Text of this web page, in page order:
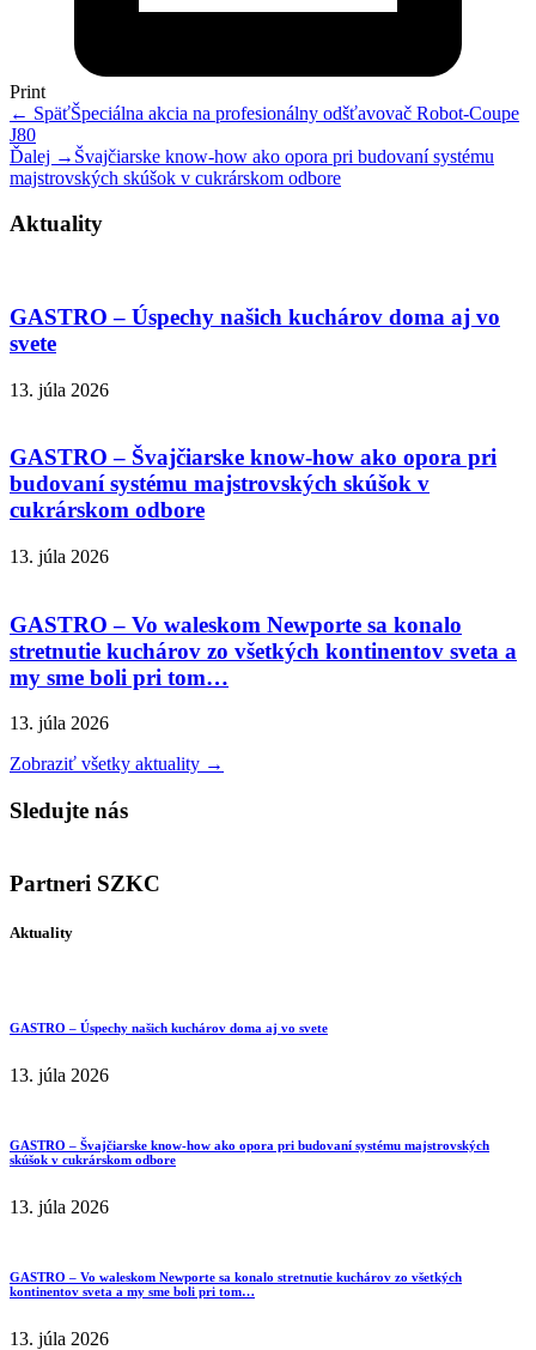
Print
← SpäťŠpeciálna akcia na profesionálny odšťavovač Robot-Coupe
J80
Ďalej → Švajčiarske know-how ako opora pri budovaní systému
majstrovských skúšok v cukrárskom odbore
Aktuality
GASTRO – Úspechy našich kuchárov doma aj vo
svete
13. júla 2026
GASTRO – Švajčiarske know-how ako opora pri
budovaní systému majstrovských skúšok v
cukrárskom odbore
13. júla 2026
GASTRO – Vo waleskom Newporte sa konalo
stretnutie kuchárov zo všetkých kontinentov sveta a
my sme boli pri tom…
13. júla 2026
Zobraziť všetky aktuality →
Sledujte nás
Partneri SZKC
Aktuality
GASTRO – Úspechy našich kuchárov doma aj vo svete
13. júla 2026
GASTRO – Švajčiarske know-how ako opora pri budovaní systému majstrovských
skúšok v cukrárskom odbore
13. júla 2026
GASTRO – Vo waleskom Newporte sa konalo stretnutie kuchárov zo všetkých
kontinentov sveta a my sme boli pri tom…
13. júla 2026